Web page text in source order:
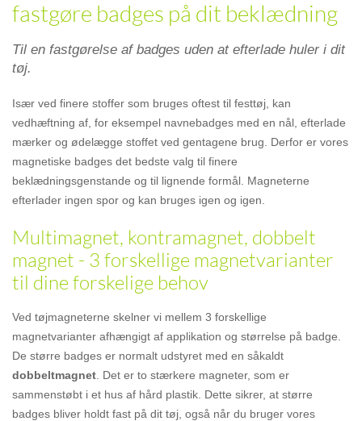
fastgøre badges på dit beklædning
Til en fastgørelse af badges uden at efterlade huler i dit
tøj.
Især ved finere stoffer som bruges oftest til festtøj, kan
vedhæftning af, for eksempel navnebadges med en nål, efterlade
mærker og ødelægge stoffet ved gentagene brug. Derfor er vores
magnetiske badges det bedste valg til finere
beklædningsgenstande og til lignende formål. Magneterne
efterlader ingen spor og kan bruges igen og igen.
Multimagnet, kontramagnet, dobbelt
magnet - 3 forskellige magnetvarianter
til dine forskelige behov
Ved tøjmagneterne skelner vi mellem 3 forskellige
magnetvarianter afhængigt af applikation og størrelse på badge.
De større badges er normalt udstyret med en såkaldt
dobbeltmagnet . Det er to stærkere magneter, som er
sammenstøbt i et hus af hård plastik. Dette sikrer, at større
badges bliver holdt fast på dit tøj, også når du bruger vores